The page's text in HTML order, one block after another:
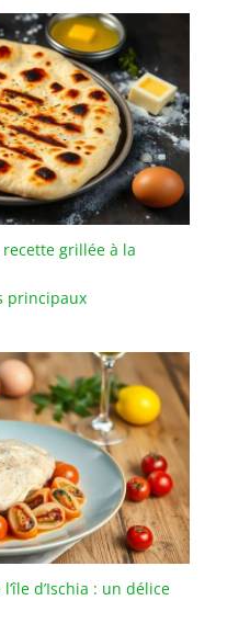
de vernis
offrant une
lisse qui ne laisse
de taches et est
à nettoyer.
: Les
en céramique
sont parfaits
les céréales, la
et les flocons
grillée à la
principaux
d’Ischia : un délice